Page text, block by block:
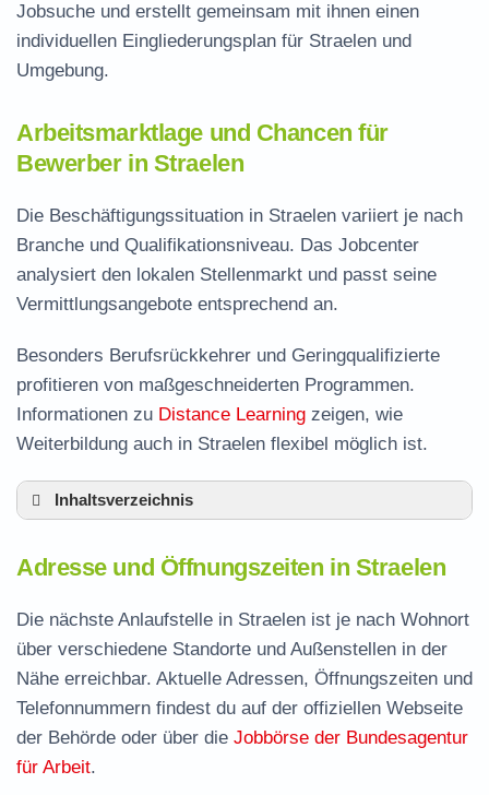
Jobsuche und erstellt gemeinsam mit ihnen einen
individuellen Eingliederungsplan für Straelen und
Umgebung.
Arbeitsmarktlage und Chancen für
Bewerber in Straelen
Die Beschäftigungssituation in Straelen variiert je nach
Branche und Qualifikationsniveau. Das Jobcenter
analysiert den lokalen Stellenmarkt und passt seine
Vermittlungsangebote entsprechend an.
Besonders Berufsrückkehrer und Geringqualifizierte
profitieren von maßgeschneiderten Programmen.
Informationen zu Distance Learning zeigen, wie
Weiterbildung auch in Straelen flexibel möglich ist.
Inhaltsverzeichnis
Leistungen der Arbeitsvermittlung in Straelen
Termin vereinbaren und Bürgergeld beantragen
Jobcenter Kleve – zuständige Stelle
Stellenangebote und Jobbörse in Straelen
Häufige Fragen rund ums Jobcenter
Adresse und Öffnungszeiten in Straelen
Die nächste Anlaufstelle in Straelen ist je nach Wohnort
über verschiedene Standorte und Außenstellen in der
Nähe erreichbar. Aktuelle Adressen, Öffnungszeiten und
Telefonnummern findest du auf der offiziellen Webseite
der Behörde oder über die Jobbörse der Bundesagentur
für Arbeit.